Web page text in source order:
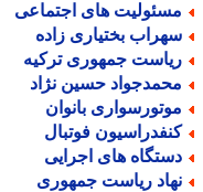
های اجتماعی
بختیاری زاده
جمهوری ترکیه
حسین نژاد
بانوان
فوتبال
های اجرایی
ریاست جمهوری